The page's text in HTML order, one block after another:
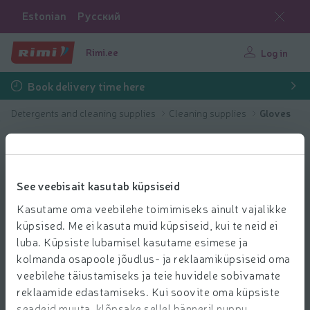
See veebisait kasutab küpsiseid
Kasutame oma veebilehe toimimiseks ainult vajalikke
küpsised. Me ei kasuta muid küpsiseid, kui te neid ei
luba. Küpsiste lubamisel kasutame esimese ja
kolmanda osapoole jõudlus- ja reklaamiküpsiseid oma
veebilehe täiustamiseks ja teie huvidele sobivamate
reklaamide edastamiseks. Kui soovite oma küpsiste
Estonian Русский
Rimi.ee Log in
Book delivery time here
Detergents and cleaning supplies Cleaning supplies Gloves